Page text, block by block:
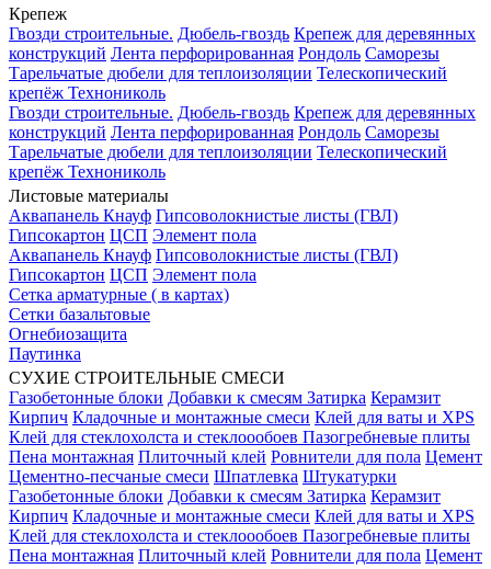
Крепеж
Гвозди строительные. Дюбель-гвоздь Крепеж для деревянных
конструкций Лента перфорированная Рондоль Саморезы
Тарельчатые дюбели для теплоизоляции Телескопический
крепёж Технониколь
Гвозди строительные. Дюбель-гвоздь Крепеж для деревянных
конструкций Лента перфорированная Рондоль Саморезы
Тарельчатые дюбели для теплоизоляции Телескопический
крепёж Технониколь
Листовые материалы
Аквапанель Кнауф Гипсоволокнистые листы (ГВЛ)
Гипсокартон ЦСП Элемент пола
Аквапанель Кнауф Гипсоволокнистые листы (ГВЛ)
Гипсокартон ЦСП Элемент пола
Сетка арматурные ( в картах)
Сетки базальтовые
Огнебиозащита
Паутинка
СУХИЕ СТРОИТЕЛЬНЫЕ СМЕСИ
Газобетонные блоки Добавки к смесям Затирка Керамзит
Кирпич Кладочные и монтажные смеси Клей для ваты и XPS
Клей для стеклохолста и стеклоообоев Пазогребневые плиты
Пена монтажная Плиточный клей Ровнители для пола Цемент
Цементно-песчаные смеси Шпатлевка Штукатурки
Газобетонные блоки Добавки к смесям Затирка Керамзит
Кирпич Кладочные и монтажные смеси Клей для ваты и XPS
Клей для стеклохолста и стеклоообоев Пазогребневые плиты
Пена монтажная Плиточный клей Ровнители для пола Цемент